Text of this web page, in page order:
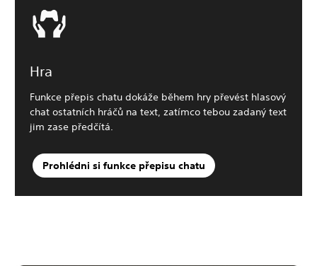
Hra
Funkce přepis chatu dokáže během hry převést hlasový
chat ostatních hráčů na text, zatímco tebou zadaný text
jim zase předčítá.
Prohlédni si funkce přepisu chatu